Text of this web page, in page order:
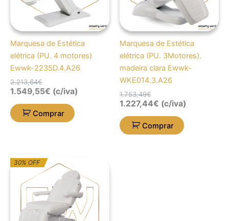
Marquesa de Estética
elétrica (PU. 4 motores)
Ewwk-2235D.4.A26
2.213,64€
1.549,55€ (c/iva)
Comprar
Marquesa de Estética
elétrica (PU. 3Motores).
madeira clara Ewwk-
WKE014.3.A26
1.753,49€
1.227,44€ (c/iva)
Comprar
30% OFF O
preço
original
era:
3.328,38€.
O
preço
atual
é:
2.329,87€.